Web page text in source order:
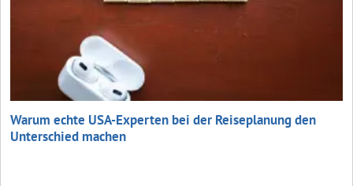
Warum echte USA-Experten bei der Reiseplanung den
Unterschied machen